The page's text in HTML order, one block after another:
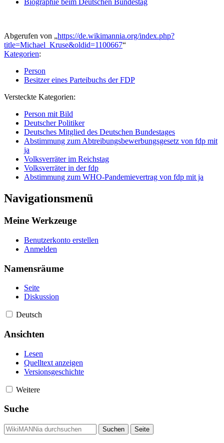
Biographie beim Deutschen Bundestag
Abgerufen von „https://de.wikimannia.org/index.php?
title=Michael_Kruse&oldid=1100667“
Kategorien:
Person
Besitzer eines Parteibuchs der FDP
Versteckte Kategorien:
Person mit Bild
Deutscher Politiker
Deutsches Mitglied des Deutschen Bundestages
Abstimmung zum Abtreibungsbewerbungsgesetz von fdp mit
ja
Volksverräter im Reichstag
Volksverräter in der fdp
Abstimmung zum WHO-Pandemievertrag von fdp mit ja
Navigationsmenü
Meine Werkzeuge
Benutzerkonto erstellen
Anmelden
Namensräume
Seite
Diskussion
Deutsch
Ansichten
Lesen
Quelltext anzeigen
Versionsgeschichte
Weitere
Suche